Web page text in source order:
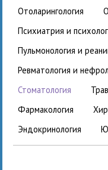
отоларингология
психиатрия и
пульмонология и
ревматология и
стоматология
фармакология
эндокринология